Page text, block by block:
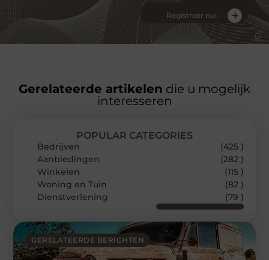
Registreer nu!
Gerelateerde artikelen die u mogelijk
interesseren
GERELATEERDE BERICHTEN
POPULAR CATEGORIES
Bedrijven
(425 )
Aanbiedingen
(282 )
Winkelen
(115 )
Woning en Tuin
(82 )
Dienstverlening
(79 )